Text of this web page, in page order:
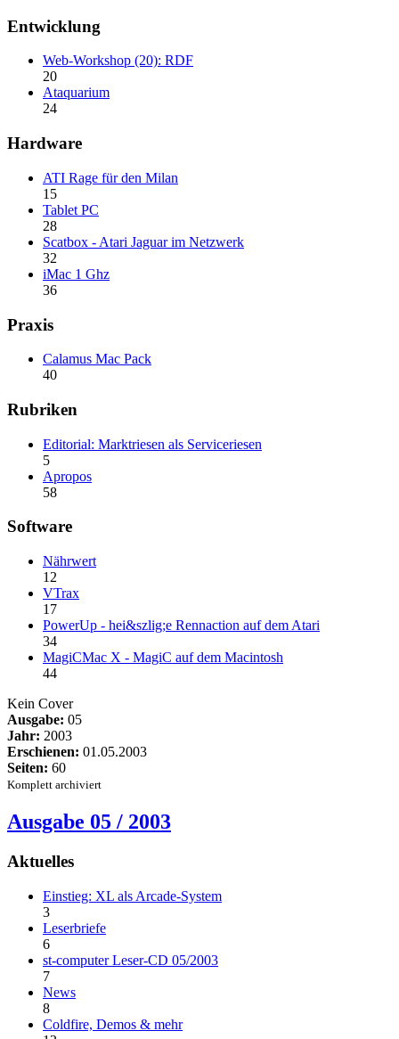
Entwicklung
Web-Workshop (20): RDF
20
Ataquarium
24
Hardware
ATI Rage für den Milan
15
Tablet PC
28
Scatbox - Atari Jaguar im Netzwerk
32
iMac 1 Ghz
36
Praxis
Calamus Mac Pack
40
Rubriken
Editorial: Marktriesen als Serviceriesen
5
Apropos
58
Software
Nährwert
12
VTrax
17
PowerUp - hei&szlig;e Rennaction auf dem Atari
34
MagiCMac X - MagiC auf dem Macintosh
44
Kein Cover
Ausgabe: 05
Jahr: 2003
Erschienen: 01.05.2003
Seiten: 60
Komplett archiviert
Ausgabe 05 / 2003
Aktuelles
Einstieg: XL als Arcade-System
3
Leserbriefe
6
st-computer Leser-CD 05/2003
7
News
8
Coldfire, Demos & mehr